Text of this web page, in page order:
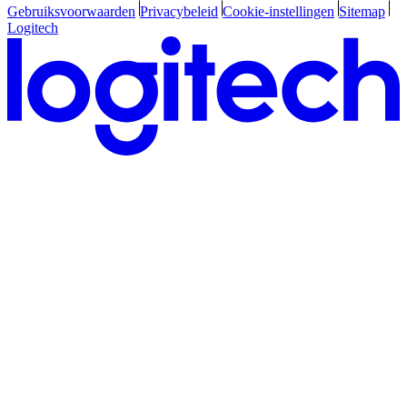
Gebruiksvoorwaarden Privacybeleid Cookie-instellingen Sitemap
Logitech